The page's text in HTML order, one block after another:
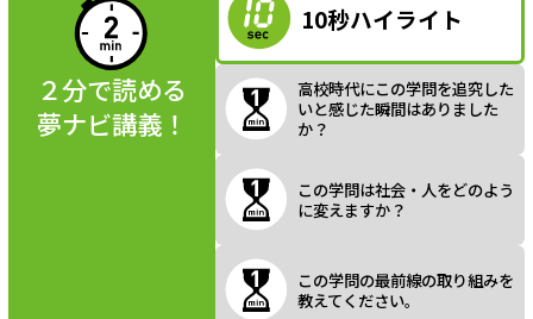
a
y
V
２分で読める
夢ナビ講義！
10秒ハイライト
高校時代にこの学問を追究した
いと感じた瞬間はありました
か？
この学問は社会・人をどのよう
に変えますか？
この学問の最前線の取り組みを
教えてください。